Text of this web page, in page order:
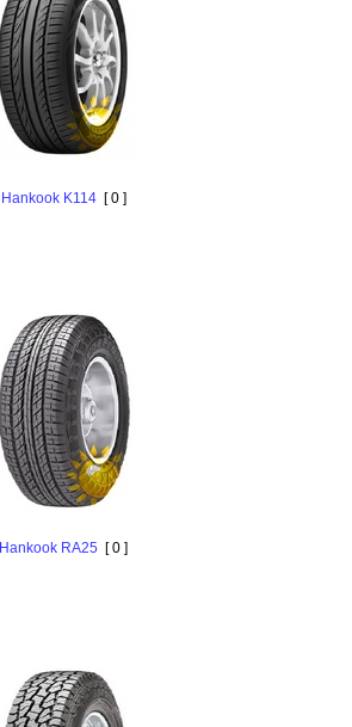
Hankоok K114[ 0 ]
Hankоok RA25 [ 0 ]